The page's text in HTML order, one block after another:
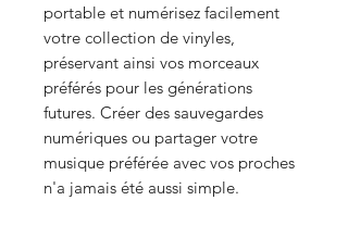
portable et numérisez facilement
votre collection de vinyles,
préservant ainsi vos morceaux
préférés pour les générations
futures. Créer des sauvegardes
numériques ou partager votre
musique préférée avec vos proches
n'a jamais été aussi simple.